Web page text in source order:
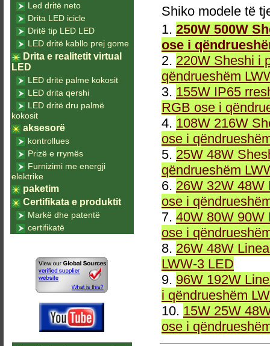
Shiko modele të
1. 250W 500W
ose i
2. 220W Sheshi i
qëndrueshëm
3. 155W IP65
RGB ose i
4. 108W 216W
ose i
5. 25W 48W
qëndrueshëm
6. 26W 32W 48W
ose i
7. 40W 80W 90W
ose i
8. 26W 48W
LWW-3 LED
9. 96W 192W
i qëndrueshëm
10. 15W 25W
ose i
Led dritë neto
Drita LED icicle
Dritë tip LED LED
LED dritë kabllo prej gome
Drita e realitetit virtual
LED
LED dritë palme kokosit
LED drita qershi
LED dritë dru palmë
kokosit
aksesorë
kontrollues
Prizë e rrymës
Furnizimi me energji
elektrike
paketim
Certifikata e produktit
Markë dhe patentë
certifikatë